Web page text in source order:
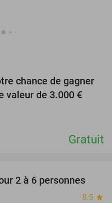
chance de gagner
valeur de 3.000 €
Gratuit
61%
2 à 6 personnes
8.5 star